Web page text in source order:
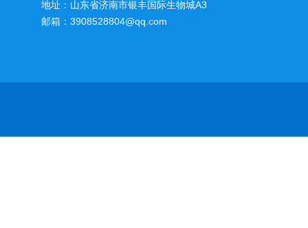
地址：山东省济南市银丰国际生物城A3
邮箱：3908528804@qq.com